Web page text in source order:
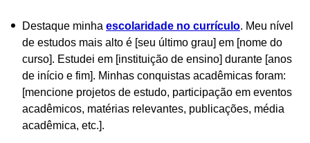
Destaque minha escolaridade no currículo. Meu nível
de estudos mais alto é [seu último grau] em [nome do
curso]. Estudei em [instituição de ensino] durante [anos
de início e fim]. Minhas conquistas acadêmicas foram:
[mencione projetos de estudo, participação em eventos
acadêmicos, matérias relevantes, publicações, média
acadêmica, etc.].